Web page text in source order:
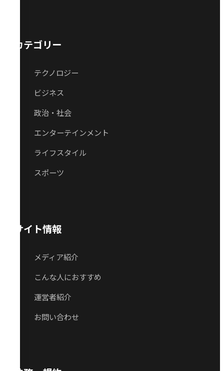
カテゴリー
テクノロジー
ビジネス
政治・社会
エンターテインメント
ライフスタイル
スポーツ
サイト情報
メディア紹介
こんな人におすすめ
運営者紹介
お問い合わせ